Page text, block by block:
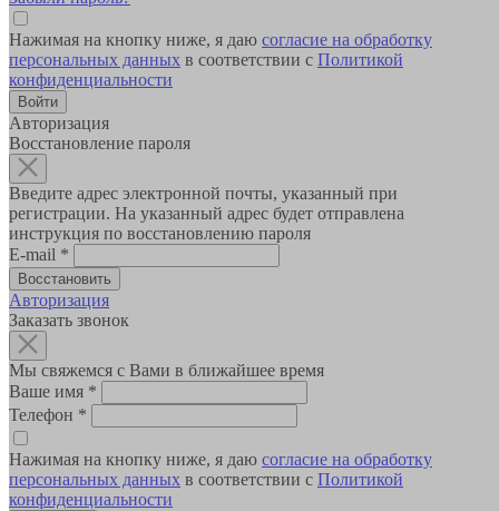
Нажимая на кнопку ниже, я даю согласие на обработку
персональных данных в соответствии с Политикой
конфиденциальности
Авторизация
Восстановление пароля
Введите адрес электронной почты, указанный при
регистрации. На указанный адрес будет отправлена
инструкция по восстановлению пароля
E-mail *
Авторизация
Заказать звонок
Мы свяжемся с Вами в ближайшее время
Ваше имя *
Телефон *
Нажимая на кнопку ниже, я даю согласие на обработку
персональных данных в соответствии с Политикой
конфиденциальности